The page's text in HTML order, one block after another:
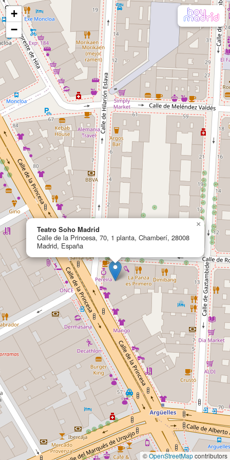
Teatro Soho Madrid
Calle de la Princesa, 70, 1 planta, Chamberí, 28008
Madrid, España
×
+
−
©OpenStreetMapcontributors